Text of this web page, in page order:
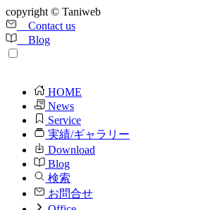
copyright © Taniweb
Contact us
Blog
HOME
News
Service
実績/ギャラリー
Download
Blog
検索
お問合せ